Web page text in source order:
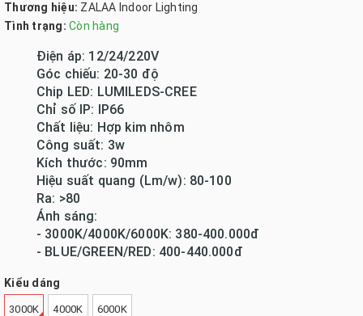
Thương hiệu: ZALAA Indoor Lighting
Tình trạng: Còn hàng
Điện áp: 12/24/220V
Góc chiếu: 20-30 độ
Chip LED: LUMILEDS-CREE
Chỉ số IP: IP66
Chất liệu: Hợp kim nhôm
Công suất: 3w
Kích thước: 90mm
Hiệu suất quang (Lm/w): 80-100
Ra: >80
Ánh sáng:
- 3000K/4000K/6000K: 380-400.000đ
- BLUE/GREEN/RED: 400-440.000đ
Kiểu dáng
3000K 4000K 6000K